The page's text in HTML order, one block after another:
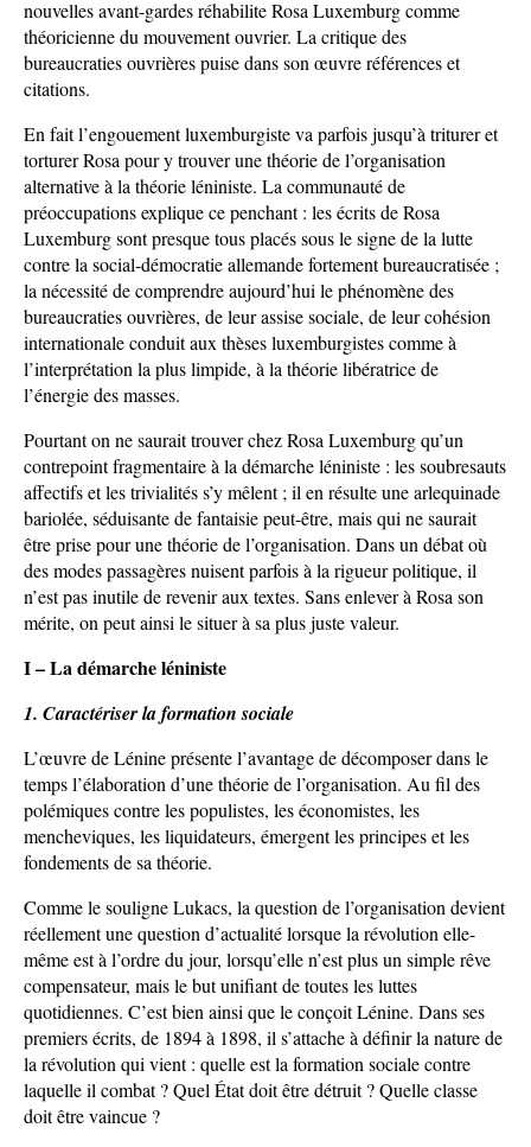
nouvelles avant-gardes réhabilite Rosa Luxemburg comme
théoricienne du mouvement ouvrier. La critique des
bureaucraties ouvrières puise dans son œuvre références et
citations.
En fait l’engouement luxemburgiste va parfois jusqu’à triturer et
torturer Rosa pour y trouver une théorie de l’organisation
alternative à la théorie léniniste. La communauté de
préoccupations explique ce penchant : les écrits de Rosa
Luxemburg sont presque tous placés sous le signe de la lutte
contre la social-démocratie allemande fortement bureaucratisée ;
la nécessité de comprendre aujourd’hui le phénomène des
bureaucraties ouvrières, de leur assise sociale, de leur cohésion
internationale conduit aux thèses luxemburgistes comme à
l’interprétation la plus limpide, à la théorie libératrice de
l’énergie des masses.
Pourtant on ne saurait trouver chez Rosa Luxemburg qu’un
contrepoint fragmentaire à la démarche léniniste : les soubresauts
affectifs et les trivialités s’y mêlent ; il en résulte une arlequinade
bariolée, séduisante de fantaisie peut-être, mais qui ne saurait
être prise pour une théorie de l’organisation. Dans un débat où
des modes passagères nuisent parfois à la rigueur politique, il
n’est pas inutile de revenir aux textes. Sans enlever à Rosa son
mérite, on peut ainsi le situer à sa plus juste valeur.
I – La démarche léniniste
1. Caractériser la formation sociale
L’œuvre de Lénine présente l’avantage de décomposer dans le
temps l’élaboration d’une théorie de l’organisation. Au fil des
polémiques contre les populistes, les économistes, les
mencheviques, les liquidateurs, émergent les principes et les
fondements de sa théorie.
Comme le souligne Lukacs, la question de l’organisation devient
réellement une question d’actualité lorsque la révolution elle-
même est à l’ordre du jour, lorsqu’elle n’est plus un simple rêve
compensateur, mais le but unifiant de toutes les luttes
quotidiennes. C’est bien ainsi que le conçoit Lénine. Dans ses
premiers écrits, de 1894 à 1898, il s’attache à définir la nature de
la révolution qui vient : quelle est la formation sociale contre
laquelle il combat ? Quel État doit être détruit ? Quelle classe
doit être vaincue ?